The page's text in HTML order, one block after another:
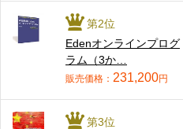
第2位
Edenオンラインプログ
ラム（3か…
販売価格： 231,200円
第3位